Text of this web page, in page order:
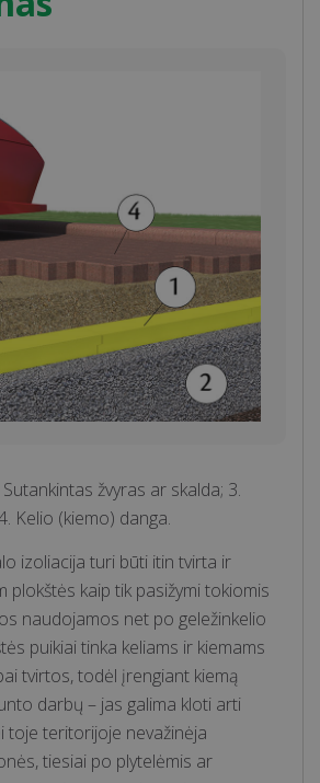
žvyras ar skalda; 3.
Kelio (kiemo) danga.
izoliacija turi būti itin tvirta ir
plokštės kaip tik pasižymi tokiomis
naudojamos net po geležinkelio
puikiai tinka keliams ir kiemams
tvirtos, todėl įrengiant kiemą
darbų – jas galima kloti arti
toje teritorijoje nevažinėja
tiesiai po plytelėmis ar